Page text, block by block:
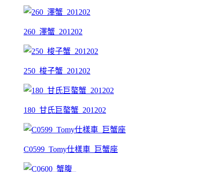
260_澤蟹_201202
250_梭子蟹_201202
180_甘氏巨螯蟹_201202
C0599_Tomy仕樣車_巨蟹座